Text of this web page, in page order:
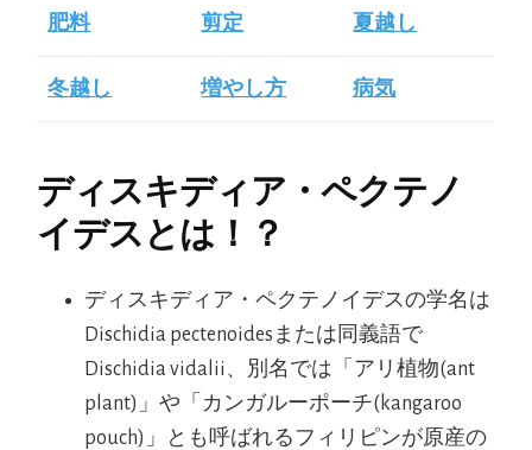
肥料 剪定 夏越し
冬越し 増やし方 病気
ディスキディア・ペクテノ
イデスとは！？
ディスキディア・ペクテノイデスの学名は
Dischidia pectenoidesまたは同義語で
Dischidia vidalii、別名では「アリ植物(ant
plant)」や「カンガルーポーチ(kangaroo
pouch)」とも呼ばれるフィリピンが原産の